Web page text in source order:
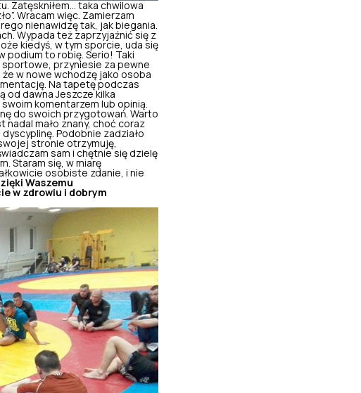
Zatęskniłem... taka chwilowa
Wracam więc. Zamierzam
nienawidzę tak, jak biegania.
Wypada też zaprzyjaźnić się z
kiedyś, w tym sporcie, uda się
podium to robię. Serio! Taki
sportowe, przyniesie za pewne
w nowe wchodzę jako osoba
Na tapetę podczas
od dawna Jeszcze kilka
komentarzem lub opinią.
do swoich przygotowań. Warto
mało znany, choć coraz
Podobnie zadziało
stronie otrzymuję,
sam i chętnie się dzielę
Staram się, w miarę
osobiste zdanie, i nie
Waszemu
w zdrowiu i dobrym